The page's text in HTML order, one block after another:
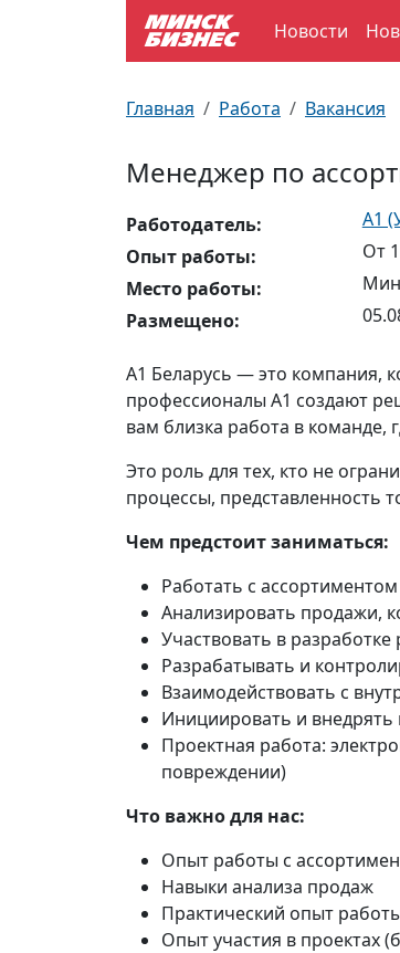
Новости
Главная Работа Вакансия
Менеджер по
Работодатель:
А1
Опыт работы:
От
Место работы:
Размещено:
A1 Беларусь — это компания,
профессионалы A1 создают
вам близка работа в команде,
Это роль для тех, кто не
процессы, представленность
Чем предстоит заниматься:
Работать с
Анализировать продажи,
Участвовать в
Разрабатывать и
Взаимодействовать с
Инициировать и
Проектная работа:
повреждении)
Что важно для нас:
Опыт работы с
Навыки анализа продаж
Практический опыт
Опыт участия в проектах
Улицы Минска
Производственный календарь
Документы для ЗАГСа
Пробки на дорогах